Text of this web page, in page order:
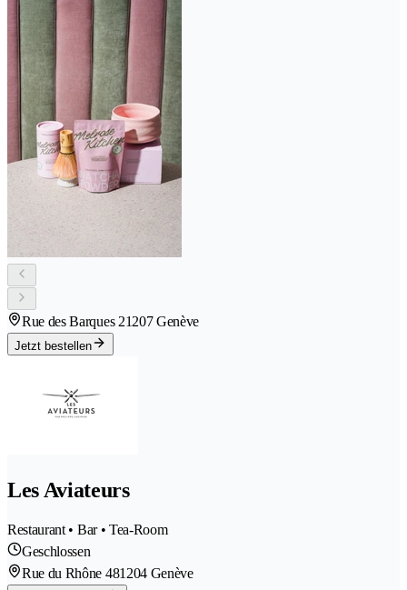
Rue des Barques 21207 Genève
Jetzt bestellen
Les Aviateurs
Restaurant • Bar • Tea-Room
Geschlossen
Rue du Rhône 481204 Genève